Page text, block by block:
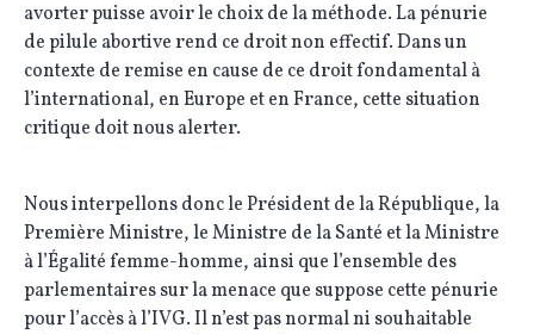
avorter puisse avoir le choix de la méthode. La pénurie
de pilule abortive rend ce droit non effectif. Dans un
contexte de remise en cause de ce droit fondamental à
l’international, en Europe et en France, cette situation
critique doit nous alerter.
Nous interpellons donc le Président de la République, la
Première Ministre, le Ministre de la Santé et la Ministre
à l’Égalité femme-homme, ainsi que l’ensemble des
parlementaires sur la menace que suppose cette pénurie
pour l’accès à l’IVG. Il n’est pas normal ni souhaitable